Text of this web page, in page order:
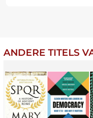
ANDERE TITELS